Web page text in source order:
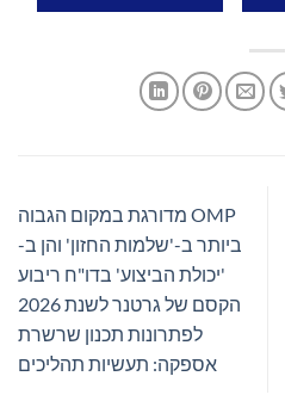
OMP מדורגת במקום הגבוה
ביותר ב-'שלמות החזון' והן ב-
'יכולת הביצוע' בדו"ח ריבוע
הקסם של גרטנר לשנת 2026
לפתרונות תכנון שרשרת
אספקה: תעשיות תהליכים